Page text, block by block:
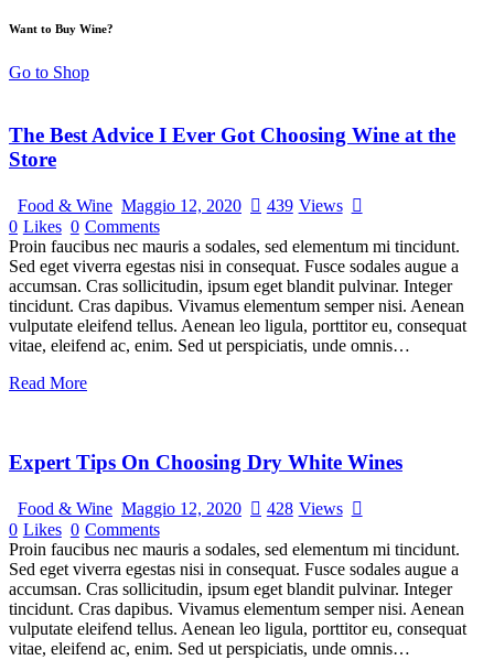
Want to Buy Wine?
Go to Shop
The Best Advice I Ever Got Choosing Wine at the
Store
Food & Wine Maggio 12, 2020 439 Views
0 Likes 0 Comments
Proin faucibus nec mauris a sodales, sed elementum mi tincidunt.
Sed eget viverra egestas nisi in consequat. Fusce sodales augue a
accumsan. Cras sollicitudin, ipsum eget blandit pulvinar. Integer
tincidunt. Cras dapibus. Vivamus elementum semper nisi. Aenean
vulputate eleifend tellus. Aenean leo ligula, porttitor eu, consequat
vitae, eleifend ac, enim. Sed ut perspiciatis, unde omnis…
Read More
Expert Tips On Choosing Dry White Wines
Food & Wine Maggio 12, 2020 428 Views
0 Likes 0 Comments
Proin faucibus nec mauris a sodales, sed elementum mi tincidunt.
Sed eget viverra egestas nisi in consequat. Fusce sodales augue a
accumsan. Cras sollicitudin, ipsum eget blandit pulvinar. Integer
tincidunt. Cras dapibus. Vivamus elementum semper nisi. Aenean
vulputate eleifend tellus. Aenean leo ligula, porttitor eu, consequat
vitae, eleifend ac, enim. Sed ut perspiciatis, unde omnis…